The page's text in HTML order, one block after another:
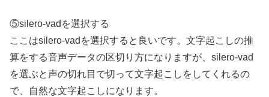
⑤silero-vadを選択する
ここはsilero-vadを選択すると良いです。文字起こしの推
算をする音声データの区切り方になりますが、silero-vad
を選ぶと声の切れ目で切って文字起こしをしてくれるの
で、自然な文字起こしになります。